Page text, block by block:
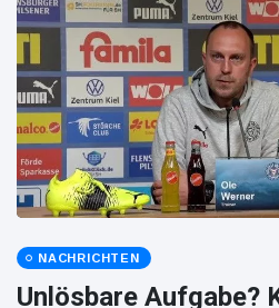
Vor WM-
Finale:
Rauch-
Warnung
und Hitze
in New
York
16 Juli
39
Aufrufe
NACHRICHTEN
Unlösbare Aufgabe?